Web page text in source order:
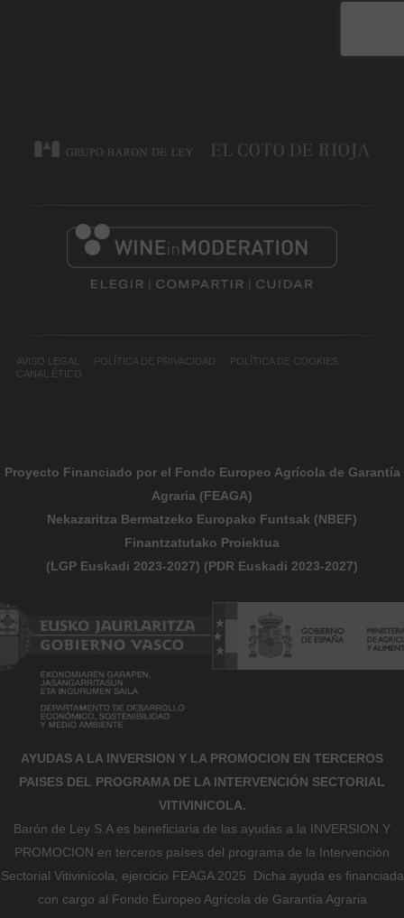
AVISO LEGAL POLÍTICA DE PRIVACIDAD
POLÍTICA DE COOKIES
CANAL ÉTICO
Proyecto Financiado por el Fondo Europeo Agrícola de Garantía
Agraria (FEAGA)
Nekazaritza Bermatzeko Europako Funtsak (NBEF)
Finantzatutako Proiektua
(LGP Euskadi 2023-2027) (PDR Euskadi 2023-2027)
AYUDAS A LA INVERSION Y LA PROMOCION EN TERCEROS
PAISES DEL PROGRAMA DE LA INTERVENCIÓN SECTORIAL
VITIVINICOLA.
Barón de Ley S.A es beneficiaria de las ayudas a la INVERSION Y
PROMOCION en terceros países del programa de la Intervención
Sectorial Vitivinícola, ejercicio FEAGA 2025. Dicha ayuda es financiada
con cargo al Fondo Europeo Agrícola de Garantía Agraria